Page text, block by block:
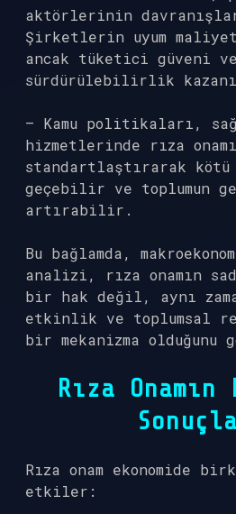
aktörlerinin
Şirketlerin uyum
ancak tüketici güveni
sürdürülebilirlik
– Kamu politikaları,
hizmetlerinde rıza onamı
standartlaştırarak kötü
geçebilir ve toplumun
artırabilir.
Bu bağlamda,
analizi, rıza onamın
bir hak değil, aynı
etkinlik ve toplumsal
bir mekanizma olduğunu
Rıza Onamın
Rıza onam ekonomide
etkiler: